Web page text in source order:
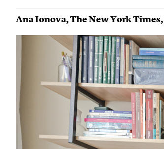
Ana Ionova,The New York Times,